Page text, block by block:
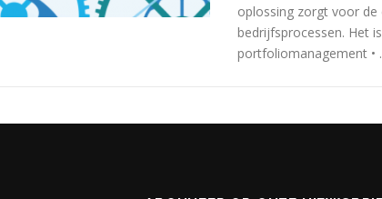
oplossing zorgt voor
bedrijfsprocessen. Het
portfoliomanagement •